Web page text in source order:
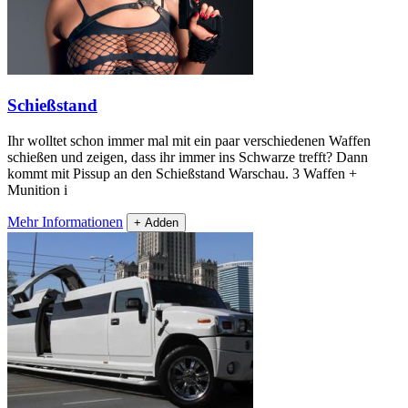
Schießstand
Ihr wolltet schon immer mal mit ein paar verschiedenen Waffen
schießen und zeigen, dass ihr immer ins Schwarze trefft? Dann
kommt mit Pissup an den Schießstand Warschau. 3 Waffen +
Munition i
Mehr Informationen + Adden